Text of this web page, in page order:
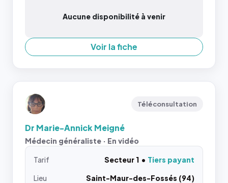
Aucune disponibilité à venir
Voir la fiche
Téléconsultation
Dr Marie-Annick Meigné
Médecin généraliste · En vidéo
Tarif Secteur 1
Tiers payant
Lieu
Saint-Maur-des-Fossés (94)